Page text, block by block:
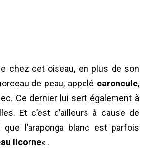
chez cet oiseau, en plus de son
de peau, appelé caroncule,
Ce dernier lui sert également à
Et c’est d’ailleurs à cause de
l’araponga blanc est parfois
licorne« .